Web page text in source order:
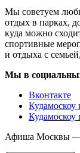
Мы советуем
отдых в парках,
куда можно
спортивные
и отдыха с
Мы в
Вконтакте
Кудамоскоу
Кудамоскоу
Афиша Москвы —